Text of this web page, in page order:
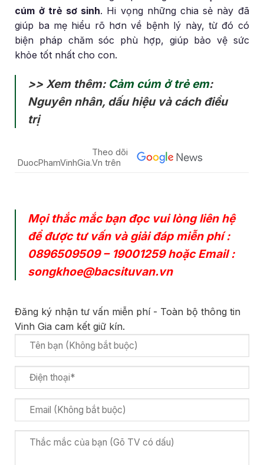
cúm ở trẻ sơ sinh. Hi vọng những chia sẻ này đã
giúp ba mẹ hiểu rõ hơn về bệnh lý này, từ đó có
biện pháp chăm sóc phù hợp, giúp bảo vệ sức
khỏe tốt nhất cho con.
>> Xem thêm: Cảm cúm ở trẻ em:
Nguyên nhân, dấu hiệu và cách điều
trị
Theo dõi
DuocPhamVinhGia.Vn trên
Mọi thắc mắc bạn đọc vui lòng liên hệ
để được tư vấn và giải đáp miễn phí :
0896509509– 19001259hoặc Email :
songkhoe@bacsituvan.vn
Đăng ký nhận tư vấn miễn phí - Toàn bộ thông tin
Vinh Gia cam kết giữ kín.